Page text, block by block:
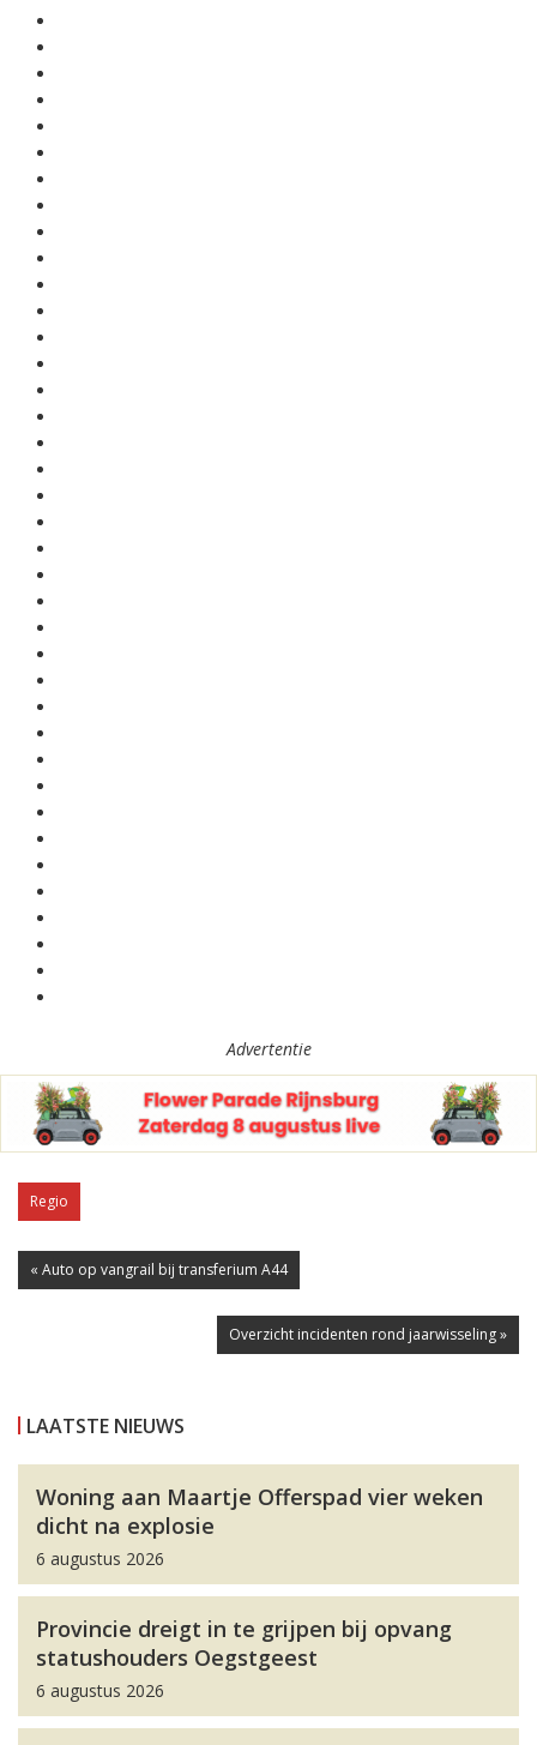
Advertentie
Regio
« Auto op vangrail bij transferium A44
Overzicht incidenten rond jaarwisseling »
LAATSTE NIEUWS
Woning aan Maartje Offerspad vier weken
dicht na explosie
6 augustus 2026
Provincie dreigt in te grijpen bij opvang
statushouders Oegstgeest
6 augustus 2026